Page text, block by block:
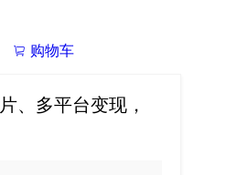
 购物车
、多平台变现，